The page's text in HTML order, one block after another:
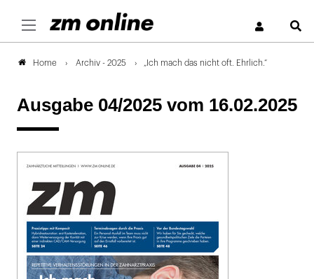
Home Archiv - 2025 „Ich mach das nicht oft. Ehrlich.“
Ausgabe 04/2025 vom 16.02.2025